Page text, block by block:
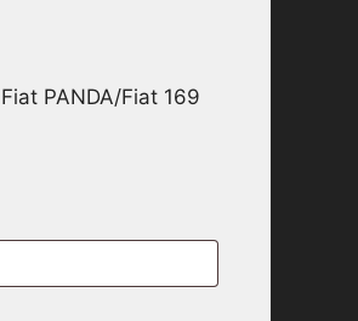
PANDA/Fiat 169